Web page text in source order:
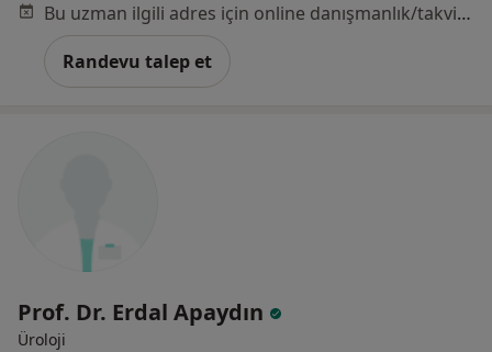
Bu uzman ilgili adres için online danışmanlık/takvim sunmuyor.
Randevu talep et
Prof. Dr. Erdal Apaydın
Üroloji